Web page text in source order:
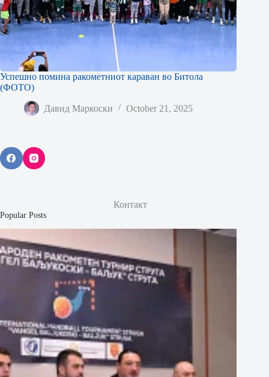
Успешно помина ракометниот караван во Битола
(ФОТО)
Давид Маркоски October 21, 2025
Контакт
Popular Posts